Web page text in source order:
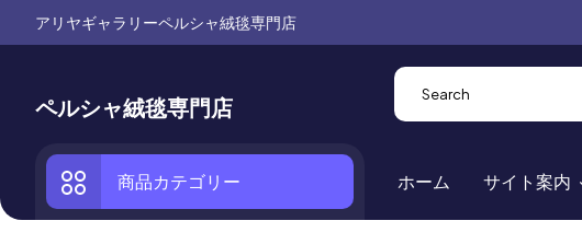
アリヤギャラリーペルシャ絨毯専門店
ペルシャ絨毯専門店
商品カテゴリー ホーム サイト案内